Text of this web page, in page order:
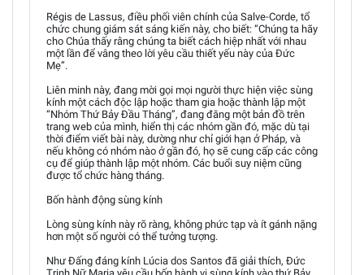
Régis de Lassus, điều phối viên chính của Salve-Corde, tổ
chức chung giám sát sáng kiến này, cho biết: “Chúng ta hãy
cho Chúa thấy rằng chúng ta biết cách hiệp nhất với nhau
một lần để vâng theo lời yêu cầu thiết yếu này của Đức
Mẹ”.
Liên minh này, đang mời gọi mọi người thực hiện việc sùng
kính một cách độc lập hoặc tham gia hoặc thành lập một
“Nhóm Thứ Bảy Đầu Tháng”, đang đăng một bản đồ trên
trang web của mình, hiển thị các nhóm gần đó, mặc dù tại
thời điểm viết bài này, dường như chỉ giới hạn ở Pháp, và
nếu không có nhóm nào ở gần đó, họ sẽ cung cấp các công
cụ để giúp thành lập một nhóm. Các buổi suy niệm cũng
được tổ chức hàng tháng.
Bốn hành động sùng kính
Lòng sùng kính này rõ ràng, không phức tạp và ít gánh nặng
hơn một số người có thể tưởng tượng.
Như Đấng đáng kính Lúcia dos Santos đã giải thích, Đức